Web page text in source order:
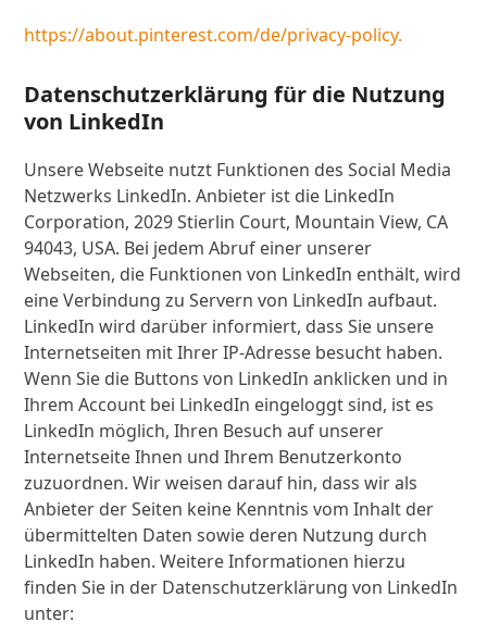
https://about.pinterest.com/de/privacy-policy.
Datenschutzerklärung für die Nutzung
von LinkedIn
Unsere Webseite nutzt Funktionen des Social Media
Netzwerks LinkedIn. Anbieter ist die LinkedIn
Corporation, 2029 Stierlin Court, Mountain View, CA
94043, USA. Bei jedem Abruf einer unserer
Webseiten, die Funktionen von LinkedIn enthält, wird
eine Verbindung zu Servern von LinkedIn aufbaut.
LinkedIn wird darüber informiert, dass Sie unsere
Internetseiten mit Ihrer IP-Adresse besucht haben.
Wenn Sie die Buttons von LinkedIn anklicken und in
Ihrem Account bei LinkedIn eingeloggt sind, ist es
LinkedIn möglich, Ihren Besuch auf unserer
Internetseite Ihnen und Ihrem Benutzerkonto
zuzuordnen. Wir weisen darauf hin, dass wir als
Anbieter der Seiten keine Kenntnis vom Inhalt der
übermittelten Daten sowie deren Nutzung durch
LinkedIn haben. Weitere Informationen hierzu
finden Sie in der Datenschutzerklärung von LinkedIn
unter: